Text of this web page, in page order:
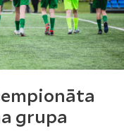
grupa